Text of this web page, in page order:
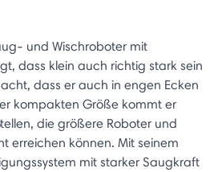
und Wischroboter mit
dass klein auch richtig stark sein
dass er auch in engen Ecken
kompakten Größe kommt er
die größere Roboter und
erreichen können. Mit seinem
mit starker Saugkraft